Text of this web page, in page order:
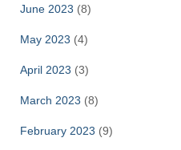
June 2023 (8)
May 2023 (4)
April 2023 (3)
March 2023 (8)
February 2023 (9)